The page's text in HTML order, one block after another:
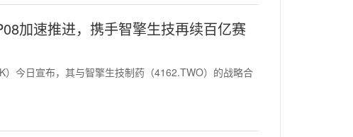
加速推进，携手智擎生技再续百亿赛
今日宣布，其与智擎生技制药（4162.TWO）的战略合